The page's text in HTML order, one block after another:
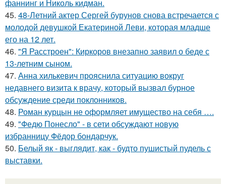
фаннинг и Николь кидман.
45. 48-Летний актер Сергей бурунов снова встречается с
молодой девушкой Екатериной Леви, которая младше
его на 12 лет.
46. "Я Расстроен": Киркоров внезапно заявил о беде с
13-летним сыном.
47. Анна хилькевич прояснила ситуацию вокруг
недавнего визита к врачу, который вызвал бурное
обсуждение среди поклонников.
48. Роман курцын не оформляет имущество на себя ….
49. "Федю Понесло" - в сети обсуждают новую
избранницу Фёдор бондарчук.
50. Белый як - выглядит, как - будто пушистый пудель с
выставки.